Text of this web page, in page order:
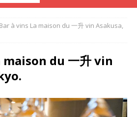
Bar à vins La maison du 一升 vin Asakusa,
maison du 一升 vin